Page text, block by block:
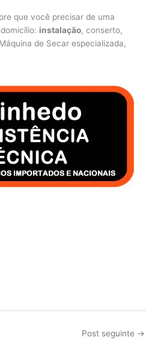
que você precisar de uma
instalação, conserto,
de Secar especializada,
Post seguinte →